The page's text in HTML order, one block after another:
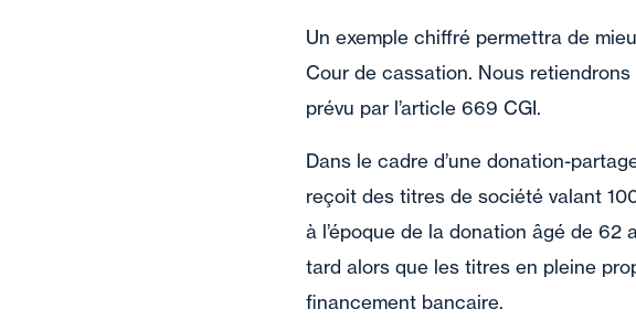
Un exemple chiffré permettra de
Cour de cassation. Nous
prévu par l’article 669 CGI.
Dans le cadre d’une donation-
reçoit des titres de société valant
à l’époque de la donation âgé de 62
tard alors que les titres en pleine
financement bancaire.